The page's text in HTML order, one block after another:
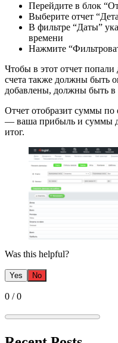
Перейдите в блок
Выберите отчет
В фильтре “Даты”
времени
Нажмите
Чтобы в этот отчет
счета также должны быть
добавлены, должны быть в
Отчет отобразит суммы
— ваша прибыль и суммы
итог.
Was this helpful?
Yes No
0 /0